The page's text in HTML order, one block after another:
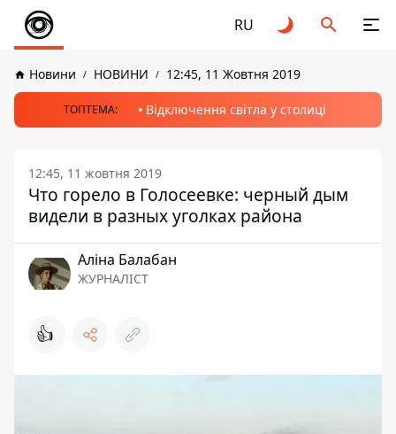
RU
Новини НОВИНИ 12:45, 11 Жовтня 2019
ТОПТЕМА: Відключення світла у столиці
12:45, 11 жовтня 2019
Что горело в Голосеевке: черный дым
видели в разных уголках района
Аліна Балабан
ЖУРНАЛІСТ
👍